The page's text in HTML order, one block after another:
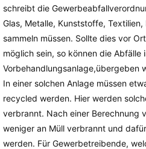
schreibt die
Glas, Metalle, Kunststoffe,
sammeln müssen. Sollte dies vor
möglich sein, so können die Abfälle
Vorbehandlungsanlage,übergeben
In einer solchen Anlage müssen
recycled werden. Hier werden
verbrannt. Nach einer Berechnung
weniger an Müll verbrannt und
werden. Für Gewerbetreibende,